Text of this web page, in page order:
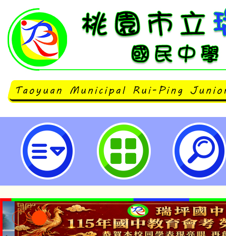
淡江大學學校財團法人淡江大學「
二專長學分班」招生-桃園市立瑞